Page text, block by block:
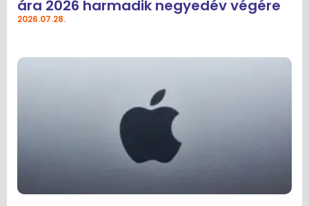
ára 2026 harmadik negyedév végére
2026.07.28.